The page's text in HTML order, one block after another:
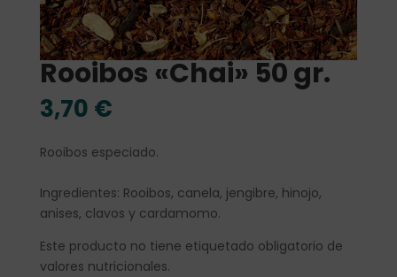
Rooibos «Chai» 50 gr.
3,70 €
Rooibos especiado.
Ingredientes: Rooibos, canela, jengibre, hinojo,
anises, clavos y cardamomo.
Este producto no tiene etiquetado obligatorio de
valores nutricionales.